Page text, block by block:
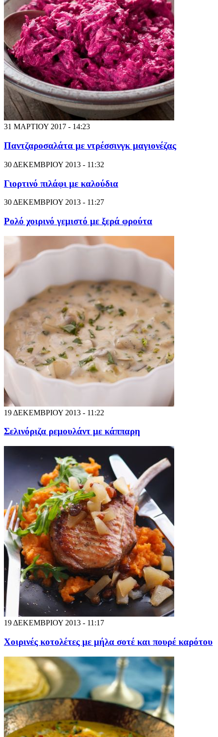
31 ΜΑΡΤΙΟΥ 2017 - 14:23
Παντζαροσαλάτα με ντρέσσινγκ μαγιονέζας
30 ΔΕΚΕΜΒΡΙΟΥ 2013 - 11:32
Γιορτινό πιλάφι με καλούδια
30 ΔΕΚΕΜΒΡΙΟΥ 2013 - 11:27
Ρολό χοιρινό γεμιστό με ξερά φρούτα
19 ΔΕΚΕΜΒΡΙΟΥ 2013 - 11:22
Σελινόριζα ρεμουλάντ με κάππαρη
19 ΔΕΚΕΜΒΡΙΟΥ 2013 - 11:17
Χοιρινές κοτολέτες με μήλα σοτέ και πουρέ καρότου